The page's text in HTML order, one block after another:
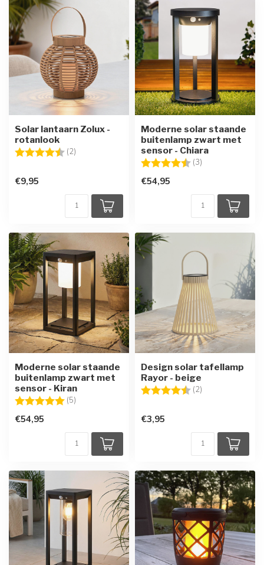
Solar lantaarn Zolux -
rotanlook
Beoordeling: (2)
€9,95
Moderne solar staande
buitenlamp zwart met
sensor - Chiara
Beoordeling: (3)
€54,95
Moderne solar staande
buitenlamp zwart met
sensor - Kiran
Beoordeling: (5)
€54,95
Design solar tafellamp
Rayor - beige
Beoordeling: (2)
€3,95